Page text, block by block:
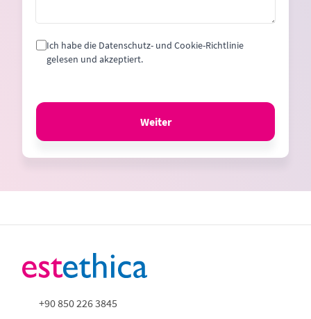
Ich habe die Datenschutz- und Cookie-Richtlinie
gelesen und akzeptiert.
Weiter
+90 850 226 3845